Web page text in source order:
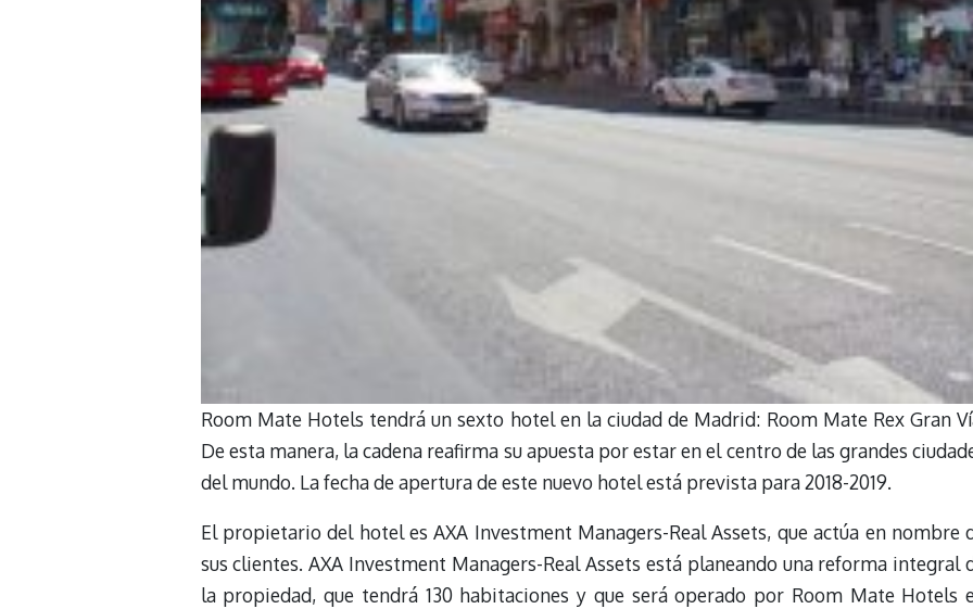
Room Mate Hotels tendrá un sexto hotel en la ciudad de Madrid: Room Mate Rex Gran
De esta manera, la cadena reafirma su apuesta por estar en el centro de las grandes
del mundo. La fecha de apertura de este nuevo hotel está prevista para 2018-2019.
El propietario del hotel es AXA Investment Managers-Real Assets, que actúa en nombre
sus clientes. AXA Investment Managers-Real Assets está planeando una reforma integral
la propiedad, que tendrá 130 habitaciones y que será operado por Room Mate Hotels